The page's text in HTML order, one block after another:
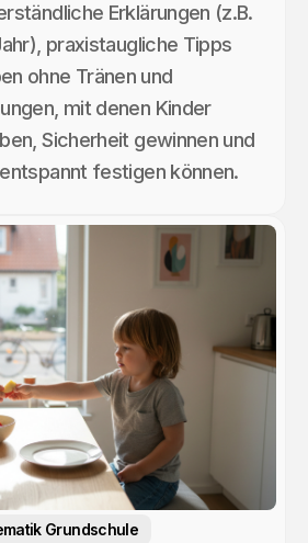
Erklärungen (z.B.
praxistaugliche Tipps
ohne Tränen und
mit denen Kinder
Sicherheit gewinnen und
festigen können.
Grundschule